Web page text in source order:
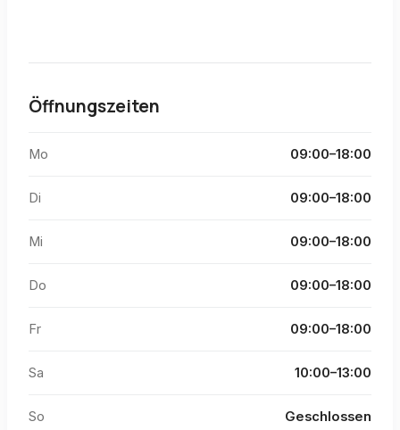
Öffnungszeiten
Mo 09:00–18:00
Di 09:00–18:00
Mi 09:00–18:00
Do 09:00–18:00
Fr 09:00–18:00
Sa 10:00–13:00
So Geschlossen